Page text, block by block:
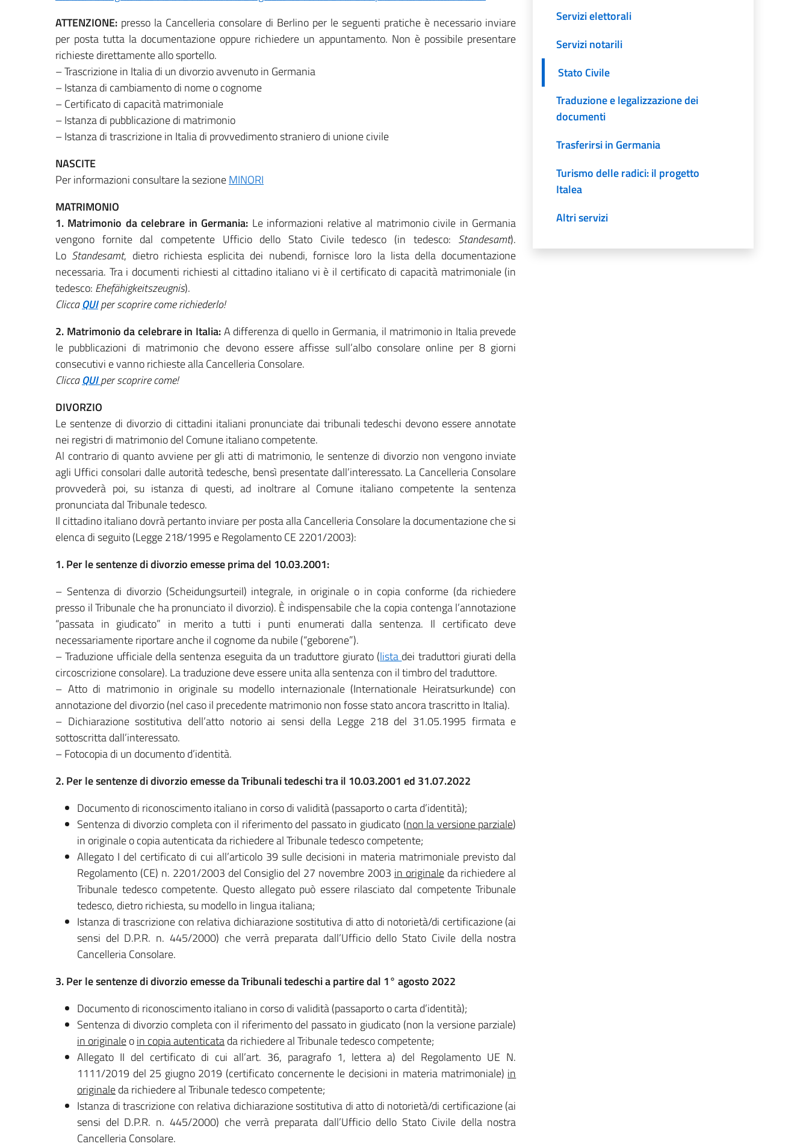
ATTENZIONE: presso la Cancelleria consolare di Berlino per le seguenti pratiche è necessario inviare
per posta tutta la documentazione oppure richiedere un appuntamento. Non è possibile presentare
richieste direttamente allo sportello.
– Trascrizione in Italia di un divorzio avvenuto in Germania
– Istanza di cambiamento di nome o cognome
– Certificato di capacità matrimoniale
– Istanza di pubblicazione di matrimonio
– Istanza di trascrizione in Italia di provvedimento straniero di unione civile
NASCITE
Per informazioni consultare la sezioneMINORI
MATRIMONIO
1. Matrimonio da celebrare in Germania: Le informazioni relative al matrimonio civile in Germania
vengono fornite dal competente Ufficio dello Stato Civile tedesco (in tedesco: Standesamt).
Lo Standesamt, dietro richiesta esplicita dei nubendi, fornisce loro la lista della documentazione
necessaria. Tra i documenti richiesti al cittadino italiano vi è il certificato di capacità matrimoniale (in
tedesco: Ehefähigkeitszeugnis).
CliccaQUIper scoprire come richiederlo!
2. Matrimonio da celebrare in Italia:A differenza di quello in Germania, il matrimonio in Italia prevede
le pubblicazioni di matrimonio che devono essere affisse sull’albo consolare online per 8 giorni
consecutivi e vanno richieste alla Cancelleria Consolare.
CliccaQUIper scoprire come!
DIVORZIO
Le sentenze di divorzio di cittadini italiani pronunciate dai tribunali tedeschi devono essere annotate
nei registri di matrimonio del Comune italiano competente.
Al contrario di quanto avviene per gli atti di matrimonio, le sentenze di divorzio non vengono inviate
agli Uffici consolari dalle autorità tedesche, bensì presentate dall’interessato. La Cancelleria Consolare
provvederà poi, su istanza di questi, ad inoltrare al Comune italiano competente la sentenza
pronunciata dal Tribunale tedesco.
Il cittadino italiano dovrà pertanto inviare per posta alla Cancelleria Consolare la documentazione che si
elenca di seguito (Legge 218/1995 e Regolamento CE 2201/2003):
1. Per le sentenze di divorzio emesse prima del 10.03.2001:
– Sentenza di divorzio (Scheidungsurteil) integrale, in originale o in copia conforme (da richiedere
presso il Tribunale che ha pronunciato il divorzio). È indispensabile che la copia contenga l’annotazione
“passata in giudicato” in merito a tutti i punti enumerati dalla sentenza. Il certificato deve
necessariamente riportare anche il cognome da nubile (“geborene”).
– Traduzione ufficiale della sentenza eseguita da un traduttore giurato (lista dei traduttori giurati della
circoscrizione consolare). La traduzione deve essere unita alla sentenza con il timbro del traduttore.
– Atto di matrimonio in originale su modello internazionale (Internationale Heiratsurkunde) con
annotazione del divorzio (nel caso il precedente matrimonio non fosse stato ancora trascritto in Italia).
– Dichiarazione sostitutiva dell’atto notorio ai sensi della Legge 218 del 31.05.1995 firmata e
sottoscritta dall’interessato.
– Fotocopia di un documento d’identità.
2. Per le sentenze di divorzio emesse da Tribunali tedeschi tra il 10.03.2001 ed 31.07.2022
Documento di riconoscimento italiano in corso di validità (passaporto o carta d’identità);
Sentenza di divorzio completa con il riferimento del passato in giudicato (non la versione parziale)
in originale o copia autenticata da richiedere al Tribunale tedesco competente;
Allegato I del certificato di cui all’articolo 39 sulle decisioni in materia matrimoniale previsto dal
Regolamento (CE) n. 2201/2003 del Consiglio del 27 novembre 2003 in originaleda richiedere al
Tribunale tedesco competente. Questo allegato può essere rilasciato dal competente Tribunale
tedesco, dietro richiesta, su modello in lingua italiana;
Istanza di trascrizione con relativa dichiarazione sostitutiva di atto di notorietà/di certificazione (ai
sensi del D.P.R. n. 445/2000) che verrà preparata dall’Ufficio dello Stato Civile della nostra
Cancelleria Consolare.
3. Per le sentenze di divorzio emesse da Tribunali tedeschi a partire dal 1° agosto 2022
Documento di riconoscimento italiano in corso di validità (passaporto o carta d’identità);
Sentenza di divorzio completa con il riferimento del passato in giudicato (non la versione parziale)
in originaleoin copia autenticatada richiedere al Tribunale tedesco competente;
Allegato II del certificato di cui all’art. 36, paragrafo 1, lettera a) del Regolamento UE N.
1111/2019 del 25 giugno 2019 (certificato concernente le decisioni in materia matrimoniale) in
originaleda richiedere al Tribunale tedesco competente;
Istanza di trascrizione con relativa dichiarazione sostitutiva di atto di notorietà/di certificazione (ai
sensi del D.P.R. n. 445/2000) che verrà preparata dall’Ufficio dello Stato Civile della nostra
Cancelleria Consolare.
Servizi elettorali
Servizi notarili
Stato Civile
Traduzione e legalizzazione dei
documenti
Trasferirsi in Germania
Turismo delle radici: il progetto
Italea
Altri servizi